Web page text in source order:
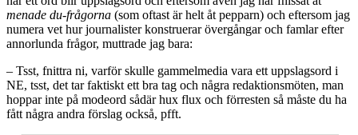
menade du-frågorna (som oftast är helt åt pepparn) och eftersom jag
numera vet hur journalister konstruerar övergångar och famlar efter
annorlunda frågor, muttrade jag bara:
– Tsst, fnittra ni, varför skulle gammelmedia vara ett uppslagsord i
NE, tsst, det tar faktiskt ett bra tag och några redaktionsmöten, man
hoppar inte på modeord sådär hux flux och förresten så måste du ha
fått några andra förslag också, pfft.